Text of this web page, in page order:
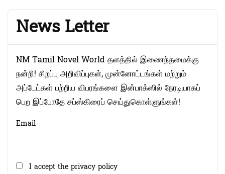
News Letter
NM Tamil Novel World தளத்தில் இணைந்தமைக்கு
நன்றி! சிறப்பு அறிவிப்புகள், முன்னோட்டங்கள் மற்றும்
அப்டேட்கள் பற்றிய விபரங்களை இன்பாக்ஸில் நேரடியாகப்
பெற இப்போதே சப்ஸ்கிரைப் செய்துகொள்ளுங்கள்!
Email
I accept the privacy policy